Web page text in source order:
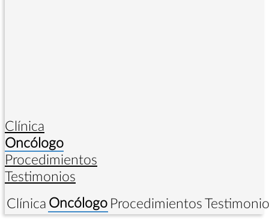
Clínica
Oncólogo
Procedimientos
Testimonios
Clínica Oncólogo Procedimientos